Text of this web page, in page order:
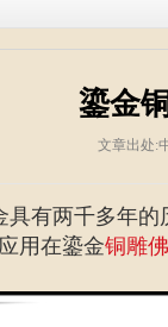
鎏金
文章出处:
具有两千多年
用在鎏金铜雕